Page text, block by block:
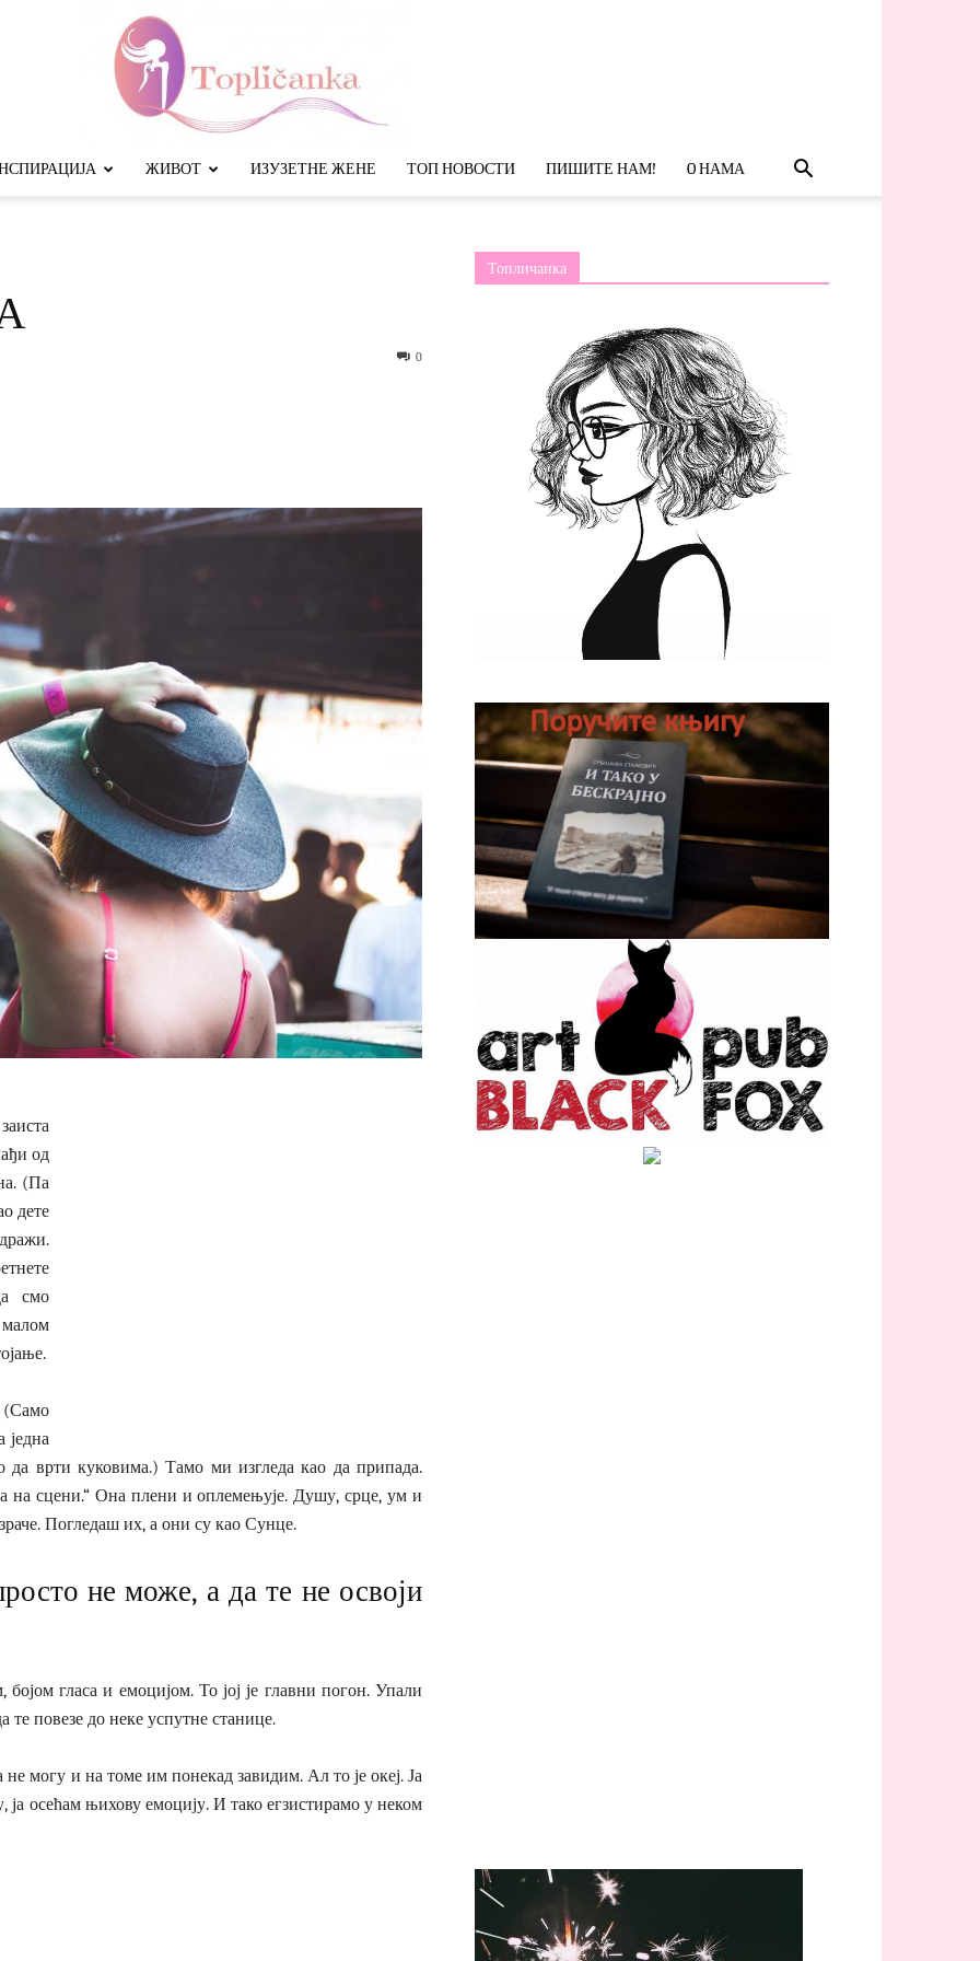
ЖИВОТ ИЗУЗЕТНЕ ЖЕНЕ ТОП НОВОСТИ ПИШИТЕ НАМ! O НАМА
0
од
(Па
дете
смо
малом
(Само
једна
врти куковима.) Тамо ми изгледа као да припада.
на сцени.“ Она плени и оплемењује. Душу, срце, ум и
Погледаш их, а они су као Сунце.
не може, а да те не освоји
гласа и емоцијом. То јој је главни погон. Упали
повезе до неке успутне станице.
могу и на томе им понекад завидим. Ал то је океј. Ја
осећам њихову емоцију. И тако егзистирамо у неком
Топличанка